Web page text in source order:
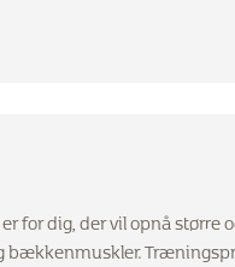
dig, der vil opnå større
bækkenmuskler.